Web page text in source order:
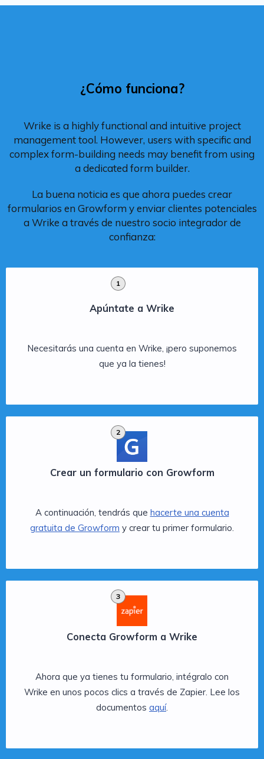
¿Cómo funciona?
Wrike is a highly functional and intuitive project
management tool. However, users with specific and
complex form-building needs may benefit from using
a dedicated form builder.
La buena noticia es que ahora puedes crear
formularios en Growform y enviar clientes potenciales
a Wrike a través de nuestro socio integrador de
confianza:
1
Apúntate a Wrike
Necesitarás una cuenta en Wrike, ¡pero suponemos
que ya la tienes!
2
Crear un formulario con Growform
A continuación, tendrás que hacerte una cuenta
gratuita de Growform y crear tu primer formulario.
3
Conecta Growform a Wrike
Ahora que ya tienes tu formulario, intégralo con
Wrike en unos pocos clics a través de Zapier. Lee los
documentos aquí.